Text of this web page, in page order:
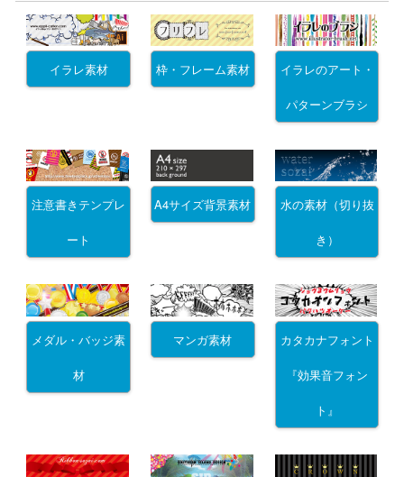
イラレ素材 枠・フレーム素材 イラレのアート・
パターンブラシ
注意書きテンプレ
ート
A4サイズ背景素材 水の素材（切り抜
き）
メダル・バッジ素
材
マンガ素材 カタカナフォント
『効果音フォン
ト』